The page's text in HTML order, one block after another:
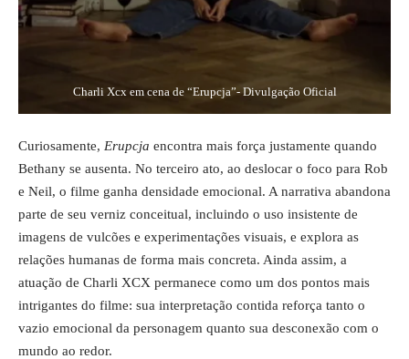
Charli Xcx em cena de “Erupcja”- Divulgação Oficial
Curiosamente, Erupcja encontra mais força justamente quando
Bethany se ausenta. No terceiro ato, ao deslocar o foco para Rob
e Neil, o filme ganha densidade emocional. A narrativa abandona
parte de seu verniz conceitual, incluindo o uso insistente de
imagens de vulcões e experimentações visuais, e explora as
relações humanas de forma mais concreta. Ainda assim, a
atuação de Charli XCX permanece como um dos pontos mais
intrigantes do filme: sua interpretação contida reforça tanto o
vazio emocional da personagem quanto sua desconexão com o
mundo ao redor.